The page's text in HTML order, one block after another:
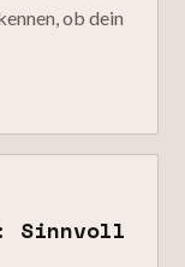
ob dein
Sinnvoll